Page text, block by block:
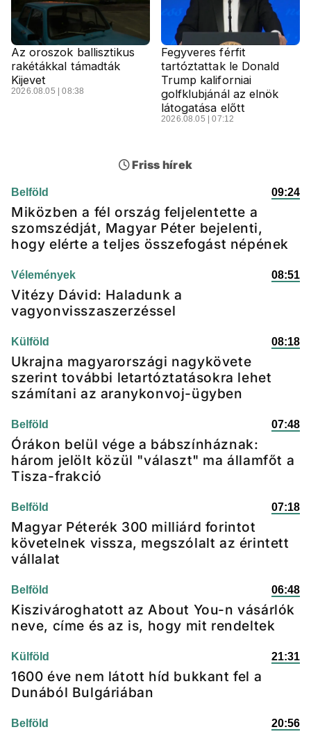
Az oroszok ballisztikus
rakétákkal támadták
Kijevet
2026.08.05 | 08:38
Fegyveres férfit
tartóztattak le Donald
Trump kaliforniai
golfklubjánál az elnök
látogatása előtt
2026.08.05 | 07:12
Friss hírek
Belföld 09:24
Miközben a fél ország feljelentette a
szomszédját, Magyar Péter bejelenti,
hogy elérte a teljes összefogást népének
Vélemények 08:51
Vitézy Dávid: Haladunk a
vagyonvisszaszerzéssel
Külföld 08:18
Ukrajna magyarországi nagykövete
szerint további letartóztatásokra lehet
számítani az aranykonvoj-ügyben
Belföld 07:48
Órákon belül vége a bábszínháznak:
három jelölt közül "választ" ma államfőt a
Tisza-frakció
Belföld 07:18
Magyar Péterék 300 milliárd forintot
követelnek vissza, megszólalt az érintett
vállalat
Belföld 06:48
Kiszivároghatott az About You-n vásárlók
neve, címe és az is, hogy mit rendeltek
Külföld 21:31
1600 éve nem látott híd bukkant fel a
Dunából Bulgáriában
Belföld 20:56